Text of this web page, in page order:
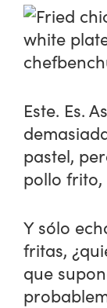
Este. Es.
pastel,
pollo frito,
Y sólo
fritas,
que